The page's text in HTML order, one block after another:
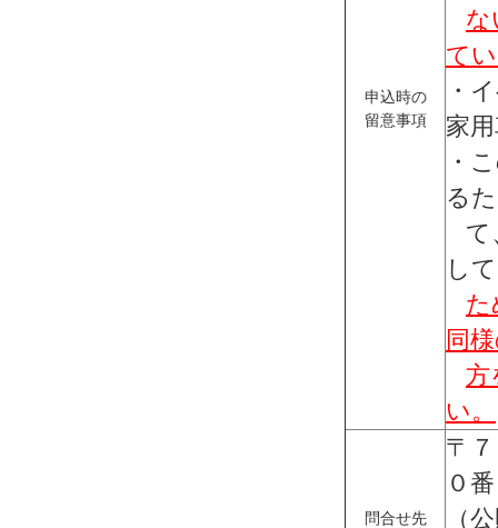
申込時の
留意事項
な
て
・
家
・
る
て
し
た
同
方
い。
問合せ先
〒
０
（